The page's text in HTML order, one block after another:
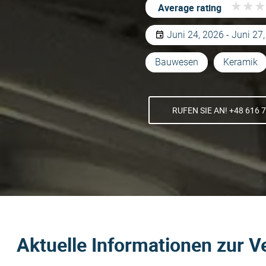
Average rating ★ ★ ★
★ ★ ★
Juni 24, 2026 - Juni
Bauwesen Keramik
RUFEN SIE AN! +48 616
Aktuelle Informationen zur